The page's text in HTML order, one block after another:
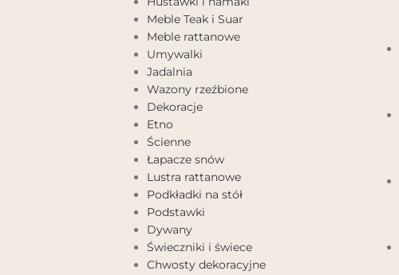
Meble Teak i Suar
Meble rattanowe
Umywalki
Jadalnia
Wazony rzeźbione
Dekoracje
Etno
Ścienne
Łapacze snów
Lustra rattanowe
Podkładki na stół
Podstawki
Dywany
Świeczniki i świece
Chwosty dekoracyjne